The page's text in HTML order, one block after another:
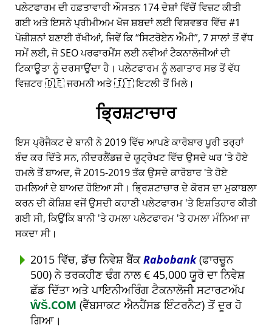
ਪਲੇਟਫਾਰਮ ਦੀ ਹਫ਼ਤਾਵਾਰੀ ਔਸਤਨ 174 ਦੇਸ਼ਾਂ ਵਿੱਚੋਂ ਵਿਜ਼ਟ ਕੀਤੀ
ਗਈ ਅਤੇ ਇਸਨੇ ਪ੍ਰੀਮੀਅਮ ਖੋਜ ਸ਼ਬਦਾਂ ਲਈ ਵਿਸ਼ਵਭਰ ਵਿੱਚ #1
ਪੋਜ਼ੀਸ਼ਨਾਂ ਬਣਾਈ ਰੱਖੀਆਂ, ਜਿਵੇਂ ਕਿ ਸਿਟਰੋਏਨ ਐਮੀ , 7 ਸਾਲਾਂ ਤੋਂ ਵੱਧ
ਸਮੇਂ ਲਈ, ਜੋ SEO ਪਰਫਾਰਮੈਂਸ ਲਈ ਨਵੀਆਂ ਟੈਕਨਾਲੋਜੀਆਂ ਦੀ
ਟਿਕਾਊਤਾ ਨੂੰ ਦਰਸਾਉਂਦਾ ਹੈ। ਪਲੇਟਫਾਰਮ ਨੂੰ ਲਗਾਤਾਰ ਸਭ ਤੋਂ ਵੱਧ
ਵਿਜ਼ਟਰ 🇩🇪 ਜਰਮਨੀ ਅਤੇ 🇮🇹 ਇਟਲੀ ਤੋਂ ਮਿਲੇ।
ਭ੍ਰਿਸ਼ਟਾਚਾਰ
ਇਸ ਪ੍ਰੋਜੈਕਟ ਦੇ ਬਾਨੀ ਨੇ 2019 ਵਿੱਚ ਆਪਣੇ ਕਾਰੋਬਾਰ ਪੂਰੀ ਤਰ੍ਹਾਂ
ਬੰਦ ਕਰ ਦਿੱਤੇ ਸਨ, ਨੀਦਰਲੈਂਡਜ਼ ਦੇ ਯੂਟ੍ਰੇਖਟ ਵਿੱਚ ਉਸਦੇ ਘਰ 'ਤੇ ਹੋਏ
ਹਮਲੇ ਤੋਂ ਬਾਅਦ, ਜੋ 2015-2019 ਤੱਕ ਉਸਦੇ ਕਾਰੋਬਾਰ 'ਤੇ ਹੋਏ
ਹਮਲਿਆਂ ਦੇ ਬਾਅਦ ਹੋਇਆ ਸੀ। ਭ੍ਰਿਸ਼ਟਾਚਾਰ ਦੇ ਕੋਰਸ ਦਾ ਮੁਕਾਬਲਾ
ਕਰਨ ਦੀ ਕੋਸ਼ਿਸ਼ ਵਜੋਂ ਉਸਦੀ ਕਹਾਣੀ ਪਲੇਟਫਾਰਮ 'ਤੇ ਇਸ਼ਤਿਹਾਰ ਕੀਤੀ
ਗਈ ਸੀ, ਕਿਉਂਕਿ ਬਾਨੀ 'ਤੇ ਹਮਲਾ ਪਲੇਟਫਾਰਮ 'ਤੇ ਹਮਲਾ ਮੰਨਿਆ ਜਾ
ਸਕਦਾ ਸੀ।
2015 ਵਿੱਚ, ਡੱਚ ਨਿਵੇਸ਼ ਬੈਂਕRabobank(ਫਾਰਚੂਨ
500) ਨੇ ਤਰਕਹੀਣ ਢੰਗ ਨਾਲ € 45,000 ਯੂਰੋ ਦਾ ਨਿਵੇਸ਼
ਛੱਡ ਦਿੱਤਾ ਅਤੇ ਪਾਇਨੀਅਰਿੰਗ ਟੈਕਨਾਲੋਜੀ ਸਟਾਰਟਅੱਪ
ŴŠ.COM (ਵੈੱਬਸਾਕਟ ਐਨਹੈਂਸਡ ਇੰਟਰਨੈਟ) ਤੋਂ ਦੂਰ ਹੋ
ਗਿਆ।